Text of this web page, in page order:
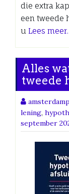
die extra
een tweede
u Lees
Alles
tweede
lening,
september